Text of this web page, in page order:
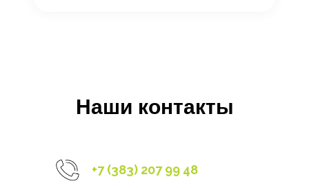
Наши контакты
+7 (383) 207 99 48